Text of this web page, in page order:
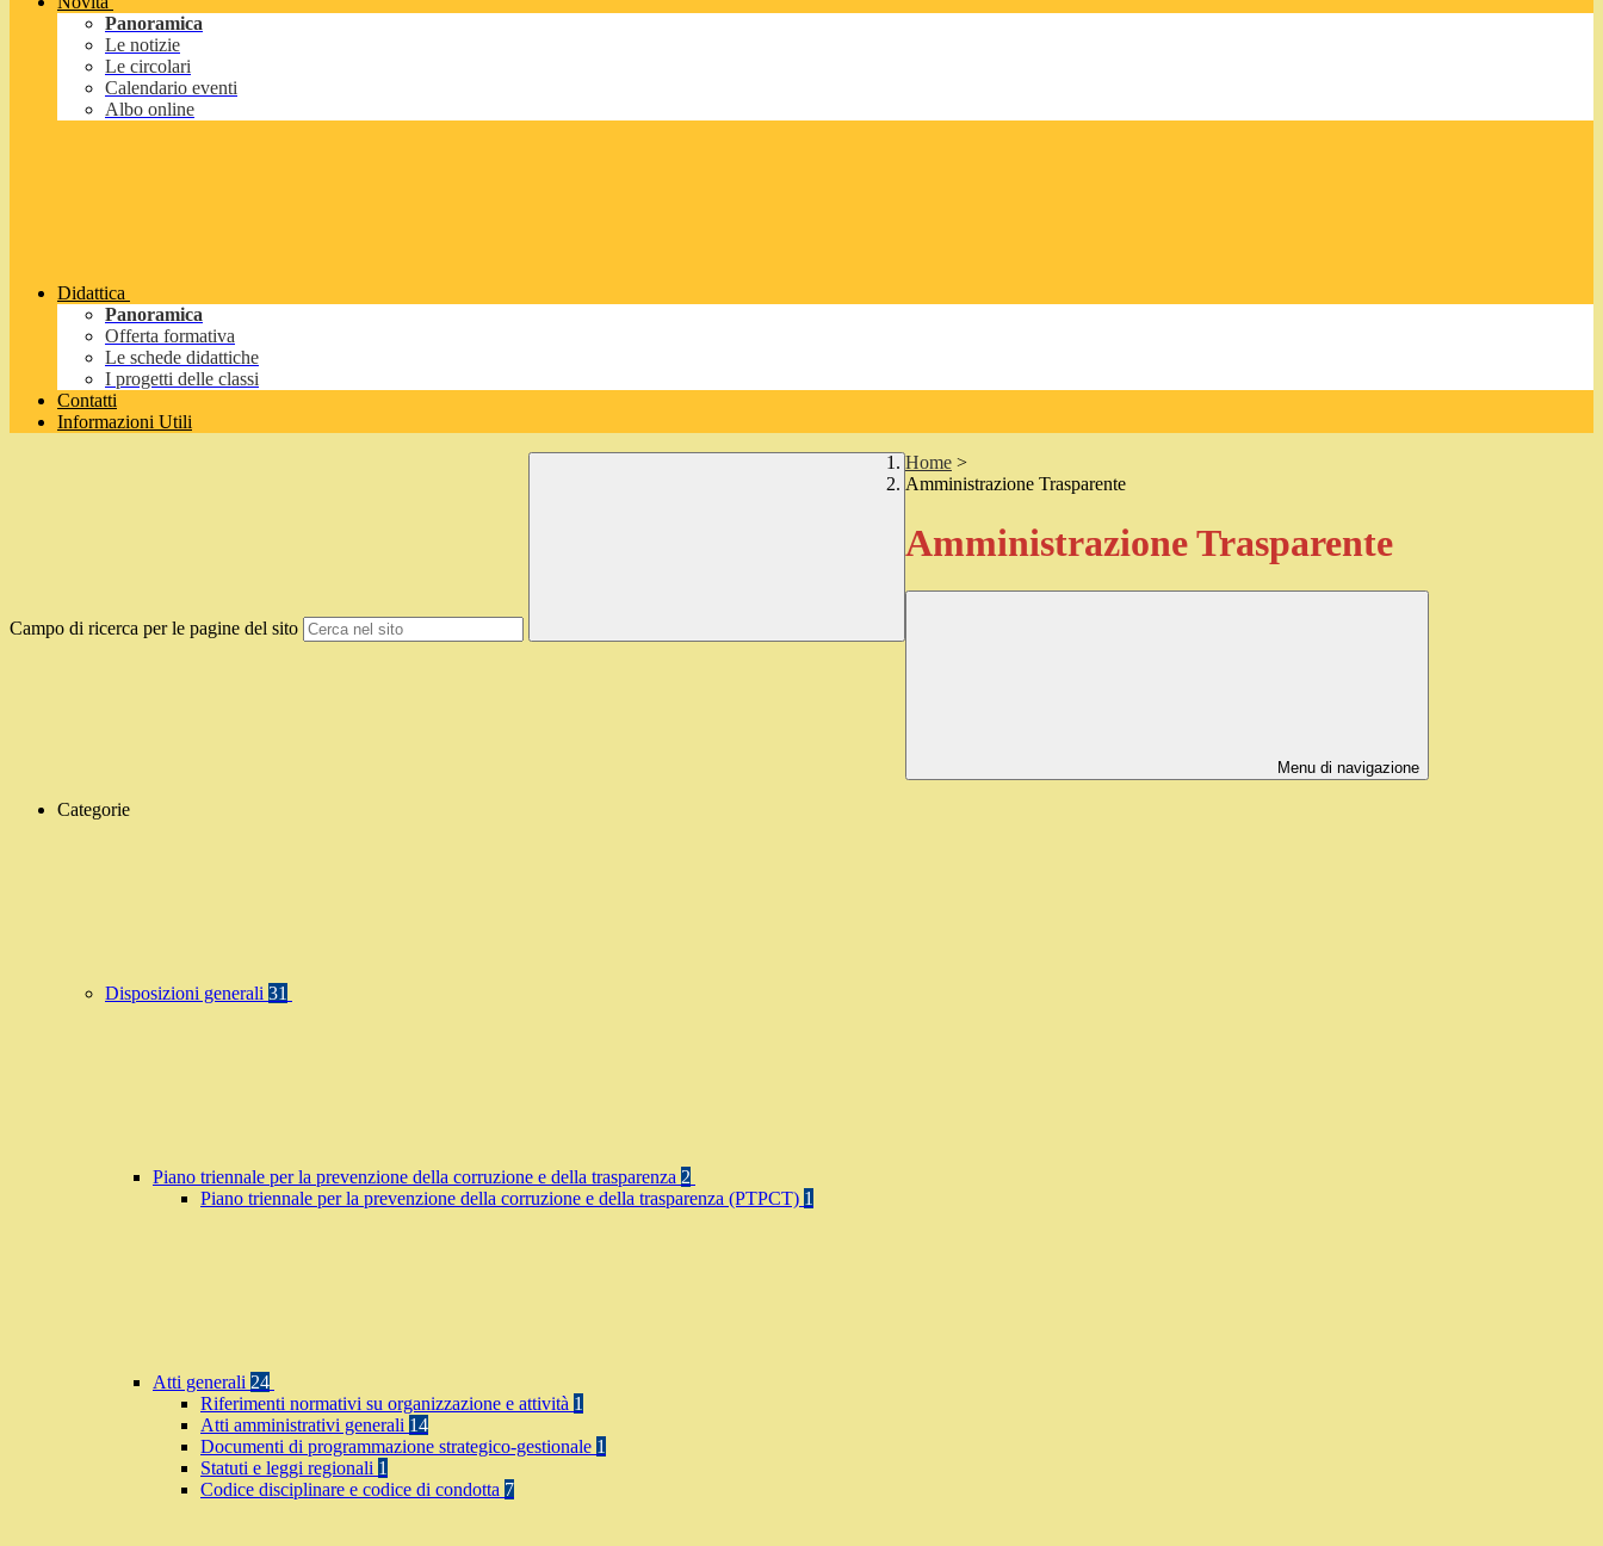
Panoramica
Le notizie
Le circolari
Calendario eventi
Albo online
Didattica
Panoramica
Offerta formativa
Le schede didattiche
I progetti delle classi
Contatti
Informazioni Utili
Campo di ricerca per le pagine del sito
Home >
Amministrazione Trasparente
Amministrazione Trasparente
Menu di navigazione
Categorie
Disposizioni generali 31
Piano triennale per la prevenzione della corruzione e della trasparenza 2
Piano triennale per la prevenzione della corruzione e della trasparenza (PTPCT) 1
Atti generali 24
Riferimenti normativi su organizzazione e attività 1
Atti amministrativi generali 14
Documenti di programmazione strategico-gestionale 1
Statuti e leggi regionali 1
Codice disciplinare e codice di condotta 7